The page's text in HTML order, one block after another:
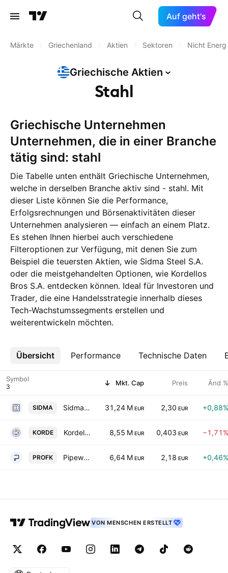
Auf geht's
Märkte Griechenland Aktien Sektoren Nicht
Griechische Aktien
Stahl
Griechische Unternehmen
Unternehmen, die in einer Branche
tätig sind: stahl
Die Tabelle unten enthält Griechische Unternehmen,
welche in derselben Branche aktiv sind - stahl. Mit
dieser Liste können Sie die Performance,
Erfolgsrechnungen und Börsenaktivitäten dieser
Unternehmen analysieren — einfach an einem Platz.
Es stehen Ihnen hierbei auch verschiedene
Filteroptionen zur Verfügung, mit denen Sie zum
Beispiel die teuersten Aktien, wie Sidma Steel S.A.
oder die meistgehandelten Optionen, wie Kordellos
Bros S.A. entdecken können. Ideal für Investoren und
Trader, die eine Handelsstrategie innerhalb dieses
Tech-Wachstumssegments erstellen und
weiterentwickeln möchten.
Übersicht Performance Technische Daten
Mehr
Symbol Mkt. Cap Preis Änd %
SIDMA Sidma Steel S.A. 31,24 M EUR 2,30 EUR +0,88%
KORDE Kordellos Bros S.A. 8,55 M EUR 0,403 EUR −1,71%
PROFK Pipeworks L. Girakian Profil SA 6,64 M EUR 2,18 EUR +0,46%
VON MENSCHEN ERSTELLT